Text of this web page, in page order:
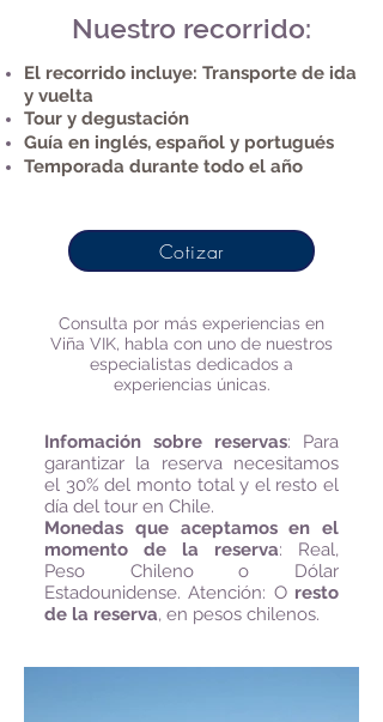
Nuestro recorrido:
El recorrido incluye: Transporte de ida
y vuelta
Tour y degustación
Guía en inglés, español y portugués
Temporada durante todo el año
Cotizar
Consulta por más experiencias en
Viña VIK, habla con uno de nuestros
especialistas dedicados a
experiencias únicas.
Infomación sobre reservas: Para
garantizar la reserva necesitamos
el 30% del monto total y el resto el
día del tour en Chile.
Monedas que aceptamos en el
momento de la reserva: Real,
Peso Chileno o Dólar
Estadounidense. Atención: O resto
de la reserva, en pesos chilenos.